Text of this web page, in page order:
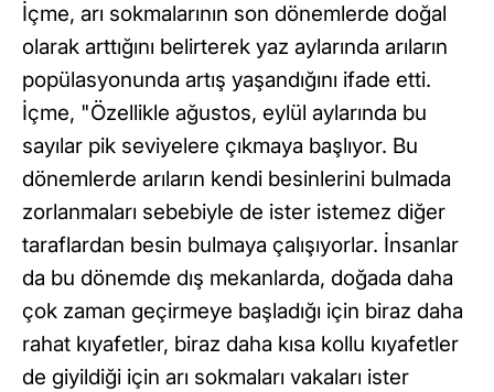
İçme, arı sokmalarının son dönemlerde doğal
olarak arttığını belirterek yaz aylarında arıların
popülasyonunda artış yaşandığını ifade etti.
İçme, "Özellikle ağustos, eylül aylarında bu
sayılar pik seviyelere çıkmaya başlıyor. Bu
dönemlerde arıların kendi besinlerini bulmada
zorlanmaları sebebiyle de ister istemez diğer
taraflardan besin bulmaya çalışıyorlar. İnsanlar
da bu dönemde dış mekanlarda, doğada daha
çok zaman geçirmeye başladığı için biraz daha
rahat kıyafetler, biraz daha kısa kollu kıyafetler
de giyildiği için arı sokmaları vakaları ister